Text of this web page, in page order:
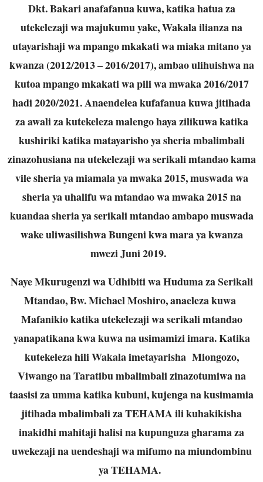
Dkt. Bakari anafafanua kuwa, katika hatua za
utekelezaji wa majukumu yake, Wakala ilianza na
utayarishaji wa mpango mkakati wa miaka mitano ya
kwanza (2012/2013 – 2016/2017), ambao ulihuishwa na
kutoa mpango mkakati wa pili wa mwaka 2016/2017
hadi 2020/2021. Anaendelea kufafanua kuwa jitihada
za awali za kutekeleza malengo haya zilikuwa katika
kushiriki katika matayarisho ya sheria mbalimbali
zinazohusiana na utekelezaji wa serikali mtandao kama
vile sheria ya miamala ya mwaka 2015, muswada wa
sheria ya uhalifu wa mtandao wa mwaka 2015 na
kuandaa sheria ya serikali mtandao ambapo muswada
wake uliwasilishwa Bungeni kwa mara ya kwanza
mwezi Juni 2019.
Naye Mkurugenzi wa Udhibiti wa Huduma za Serikali
Mtandao, Bw. Michael Moshiro, anaeleza kuwa
Mafanikio katika utekelezaji wa serikali mtandao
yanapatikana kwa kuwa na usimamizi imara. Katika
kutekeleza hili Wakala imetayarisha Miongozo,
Viwango na Taratibu mbalimbali zinazotumiwa na
taasisi za umma katika kubuni, kujenga na kusimamia
jitihada mbalimbali za TEHAMA ili kuhakikisha
inakidhi mahitaji halisi na kupunguza gharama za
uwekezaji na uendeshaji wa mifumo na miundombinu
ya TEHAMA.